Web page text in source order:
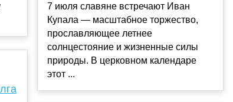
7 июля славяне встречают Иван
Купала — масштабное торжество,
прославляющее летнее
солнцестояние и жизненные силы
природы. В церковном календаре
этот ...